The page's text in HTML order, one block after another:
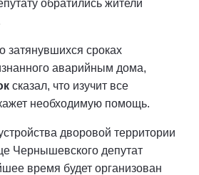
обратились жители
затянувшихся сроках
аварийным дома,
сказал, что изучит все
необходимую помощь.
дворовой территории
Чернышевского депутат
время будет организован